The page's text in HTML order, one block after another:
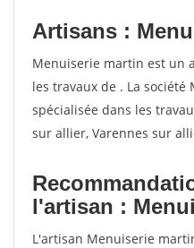
Artisans :
Menuiserie martin est un
les travaux de . La
spécialisée dans les
sur allier, Varennes sur
l'artisan :
L'artisan Menuiserie